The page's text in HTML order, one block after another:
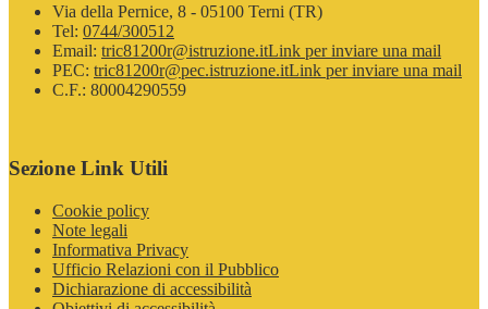
Via della Pernice, 8 - 05100 Terni (TR)
Tel: 0744/300512
Email: tric81200r@istruzione.itLink per inviare una mail
PEC: tric81200r@pec.istruzione.itLink per inviare una mail
C.F.: 80004290559
Sezione Link Utili
Cookie policy
Note legali
Informativa Privacy
Ufficio Relazioni con il Pubblico
Dichiarazione di accessibilità